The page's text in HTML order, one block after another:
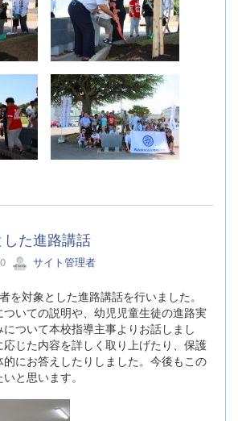
た進路講話
サイト管理者
を対象とした進路講話を行いました。
いての説明や、幼児児童生徒の進路実
ついて本校指導主事よりお話しまし
じた内容を詳しく取り上げたり、保護
にお答えしたりしました。今後もこの
と思います。